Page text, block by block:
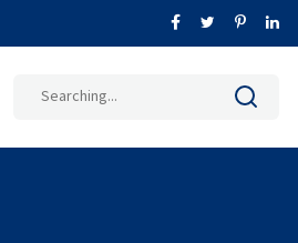
Search